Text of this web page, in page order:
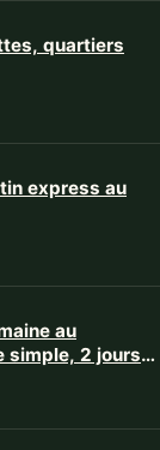
quartiers
express au
au
simple, 2 jours